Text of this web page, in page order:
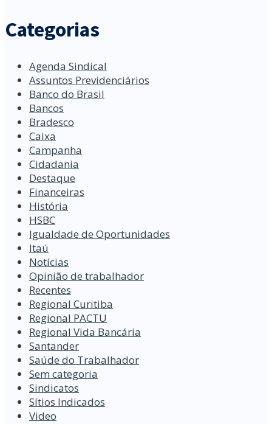
Categorias
Agenda Sindical
Assuntos Previdenciários
Banco do Brasil
Bancos
Bradesco
Caixa
Campanha
Cidadania
Destaque
Financeiras
História
HSBC
Igualdade de Oportunidades
Itaú
Notícias
Opinião de trabalhador
Recentes
Regional Curitiba
Regional PACTU
Regional Vida Bancária
Santander
Saúde do Trabalhador
Sem categoria
Sindicatos
Sítios Indicados
Video